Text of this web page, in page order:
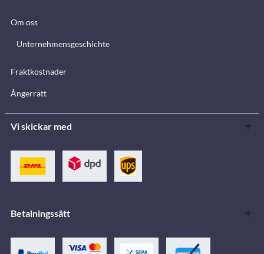
Om oss
Unternehmensgeschichte
Fraktkostnader
Ångerrätt
Vi skickar med
Betalningssätt